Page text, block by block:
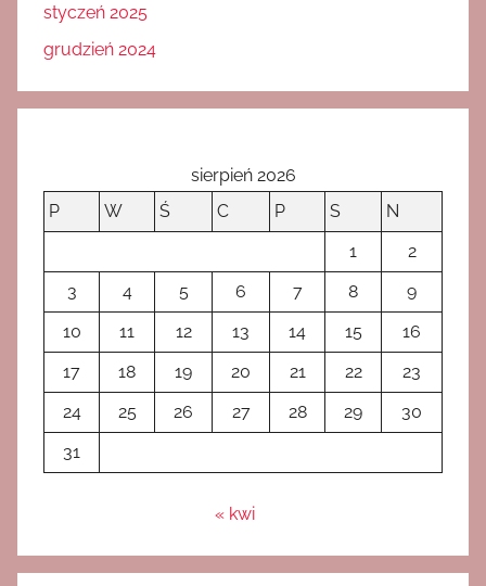
styczeń 2025
grudzień 2024
sierpień 2026
P
W Ś C P S
N
1
2
3
4 5 6 7 8
9
10
11 12 13 14 15
16
17
18 19 20 21 22
23
24
25 26 27 28 29
30
31
« kwi